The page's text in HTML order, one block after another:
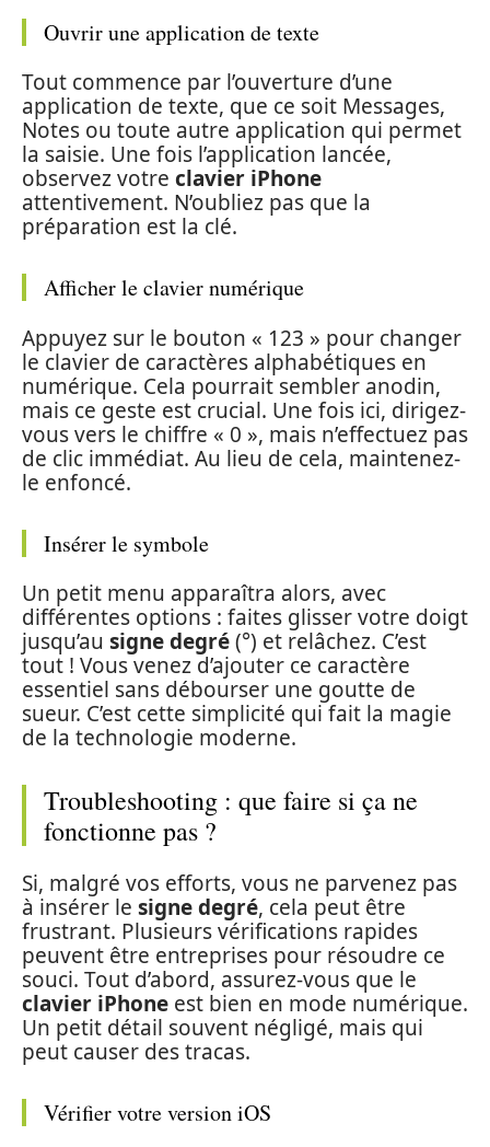
Ouvrir une application de texte
Tout commence par l’ouverture d’une
application de texte, que ce soit Messages,
Notes ou toute autre application qui permet
la saisie. Une fois l’application lancée,
observez votre clavier iPhone
attentivement. N’oubliez pas que la
préparation est la clé.
Afficher le clavier numérique
Appuyez sur le bouton « 123 » pour changer
le clavier de caractères alphabétiques en
numérique. Cela pourrait sembler anodin,
mais ce geste est crucial. Une fois ici, dirigez-
vous vers le chiffre « 0 », mais n’effectuez pas
de clic immédiat. Au lieu de cela, maintenez-
le enfoncé.
Insérer le symbole
Un petit menu apparaîtra alors, avec
différentes options : faites glisser votre doigt
jusqu’au signe degré(°) et relâchez. C’est
tout ! Vous venez d’ajouter ce caractère
essentiel sans débourser une goutte de
sueur. C’est cette simplicité qui fait la magie
de la technologie moderne.
Troubleshooting : que faire si ça ne
fonctionne pas ?
Si, malgré vos efforts, vous ne parvenez pas
à insérer le signe degré, cela peut être
frustrant. Plusieurs vérifications rapides
peuvent être entreprises pour résoudre ce
souci. Tout d’abord, assurez-vous que le
clavier iPhone est bien en mode numérique.
Un petit détail souvent négligé, mais qui
peut causer des tracas.
Vérifier votre version iOS